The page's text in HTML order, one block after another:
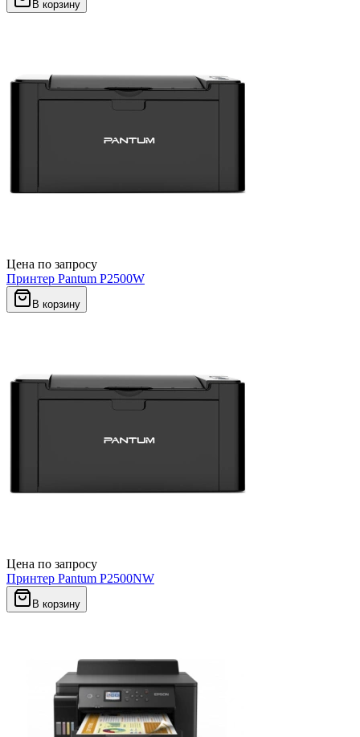
В корзину
Цена по запросу
Принтер Pantum P2500W
В корзину
Цена по запросу
Принтер Pantum P2500NW
В корзину